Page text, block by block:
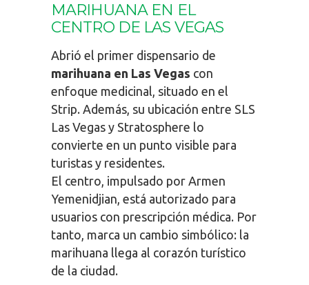
MARIHUANA EN EL
CENTRO DE LAS VEGAS
Abrió el primer dispensario de
marihuana en Las Vegas con
enfoque medicinal, situado en el
Strip. Además, su ubicación entre SLS
Las Vegas y Stratosphere lo
convierte en un punto visible para
turistas y residentes.
El centro, impulsado por Armen
Yemenidjian, está autorizado para
usuarios con prescripción médica. Por
tanto, marca un cambio simbólico: la
marihuana llega al corazón turístico
de la ciudad.